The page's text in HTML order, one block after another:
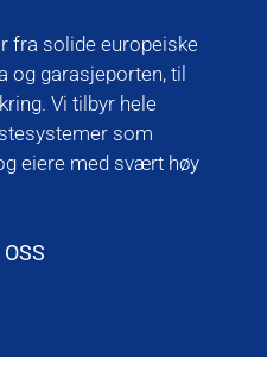
fra solide europeiske
og garasjeporten, til
Vi tilbyr hele
som
eiere med svært høy